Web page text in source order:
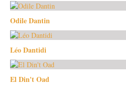
Odile Dantin
Léo Dantidi
El Din't Oad